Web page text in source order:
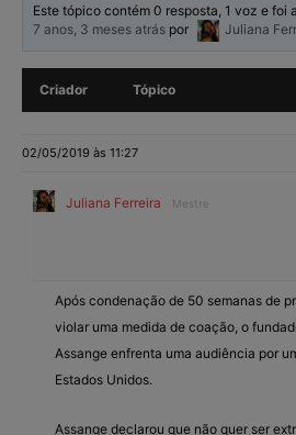
Este tópico contém 0 resposta, 1 voz e foi
7 anos, 3 meses atrás por Juliana
Criador Tópico
02/05/2019 às 11:27
Juliana Ferreira Mestre
Após condenação de 50 semanas de
violar uma medida de coação, o
Assange enfrenta uma audiência por
Estados Unidos.
Assange declarou que não quer ser